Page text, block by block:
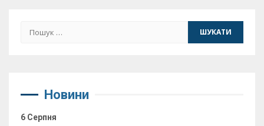
Пошук:
Новини
6 Серпня